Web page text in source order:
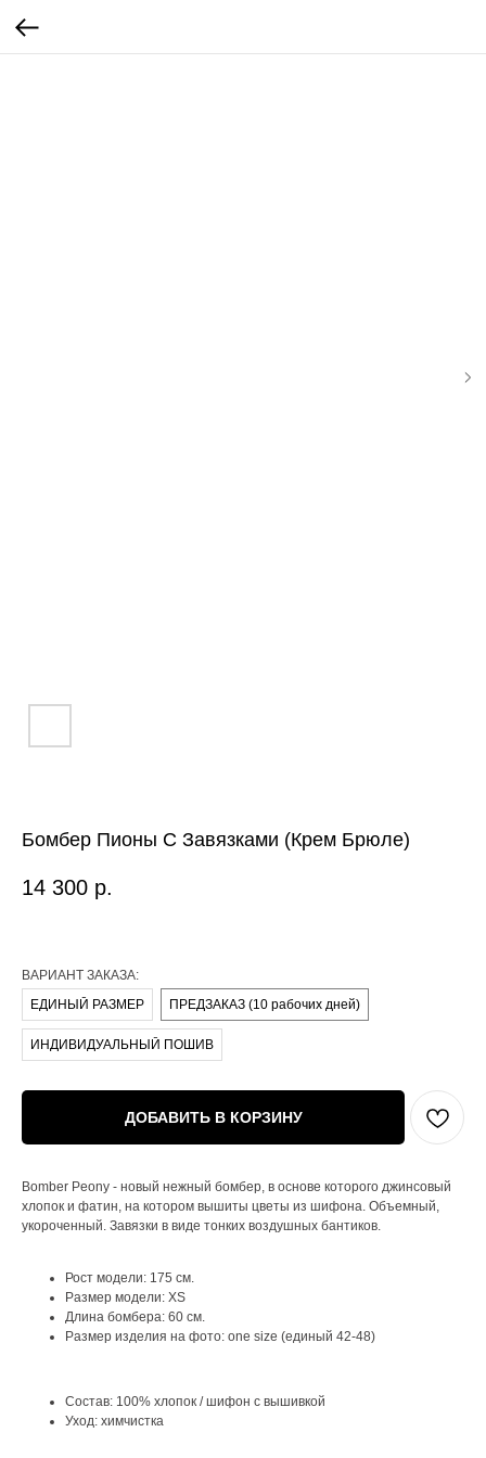
Бомбер Пионы C Завязками (Крем Брюле)
14 300 р.
ВАРИАНТ ЗАКАЗА:
ЕДИНЫЙ РАЗМЕР
ПРЕДЗАКАЗ (10 рабочих дней)
ИНДИВИДУАЛЬНЫЙ ПОШИВ
ДОБАВИТЬ В КОРЗИНУ
Bomber Peony - новый нежный бомбер, в основе которого джинсовый
хлопок и фатин, на котором вышиты цветы из шифона. Объемный,
укороченный. Завязки в виде тонких воздушных бантиков.
Рост модели: 175 см.
Размер модели: XS
Длина бомбера: 60 см.
Размер изделия на фото: one size (единый 42-48)
Состав: 100% хлопок / шифон с вышивкой
Уход: химчистка